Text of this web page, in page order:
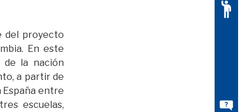
del proyecto
En este
la nación
a partir de
España entre
escuelas,